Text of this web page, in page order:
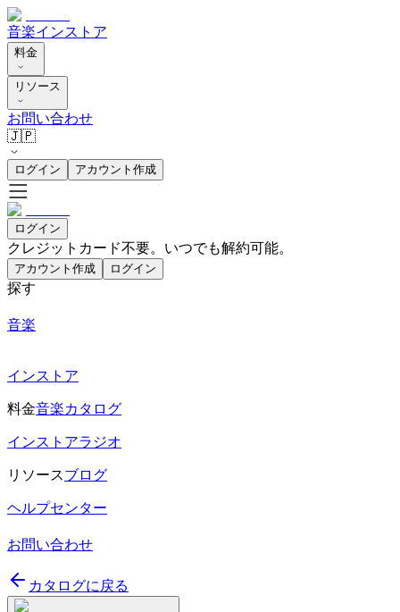
音楽インストア
料金
リソース
お問い合わせ
🇯🇵
ログイン アカウント作成
ログイン
クレジットカード不要。いつでも解約可能。
アカウント作成 ログイン
探す
音楽
インストア
料金音楽カタログ
インストアラジオ
リソースブログ
ヘルプセンター
お問い合わせ
カタログに戻る